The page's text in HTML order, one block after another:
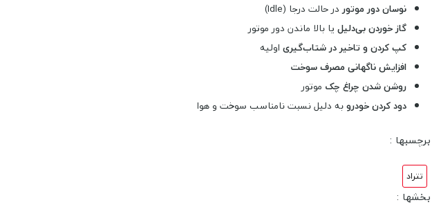
نوسان دور موتوردر حالت درجا (Idle)
گاز خوردن بی‌دلیل یا بالا ماندن دور موتور
کپ کردن و تاخیر در شتاب‌گیری اولیه
افزایش ناگهانی مصرف سوخت
روشن شدن چراغ چک موتور
دود کردن خودروبه دلیل نسبت نامناسب سوخت و هوا
برچسبها :
تتراد
بخشها :